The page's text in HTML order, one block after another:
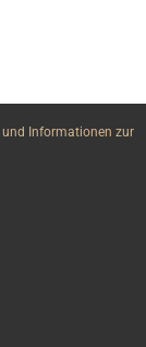
und Informationen zur